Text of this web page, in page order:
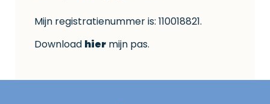
Mijn registratienummer is: 110018821.
Download hier mijn pas.